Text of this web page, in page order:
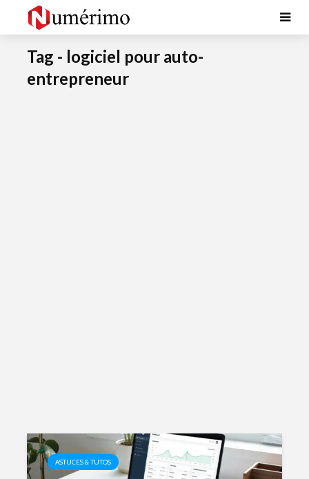
Tag - logiciel pour auto-
entrepreneur
ASTUCES & TUTOS